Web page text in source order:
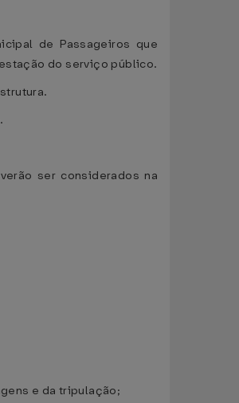
de Passageiros que
do serviço público.
ser considerados na
e da tripulação;